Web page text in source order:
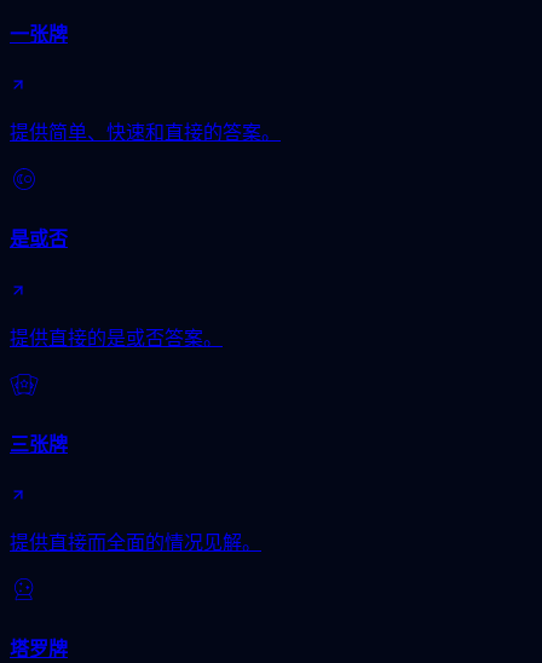
一张牌
提供简单、快速和直接的答案。
是或否
提供直接的是或否答案。
三张牌
提供直接而全面的情况见解。
塔罗牌